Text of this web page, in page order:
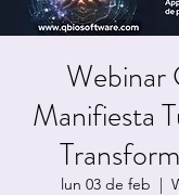
Webinar
Manifiesta
lun 03 de feb
  |